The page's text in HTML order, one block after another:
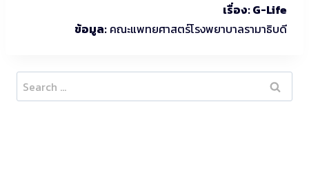
เรื่อง: G-Life
ข้อมูล: คณะแพทยศาสตร์โรงพยาบาลรามาธิบดี
Search
for: